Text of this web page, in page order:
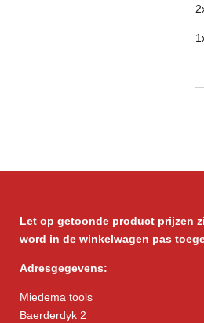
Let op getoonde product prijzen
word in de winkelwagen pas
Adresgegevens:
Miedema tools
Baerderdyk 2